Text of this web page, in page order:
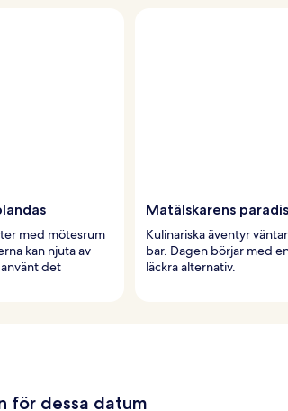
med mötesrum
kan njuta av
det
Matälskarens paradis
Kulinariska äventyr
bar. Dagen börjar med
läckra alternativ.
för dessa datum